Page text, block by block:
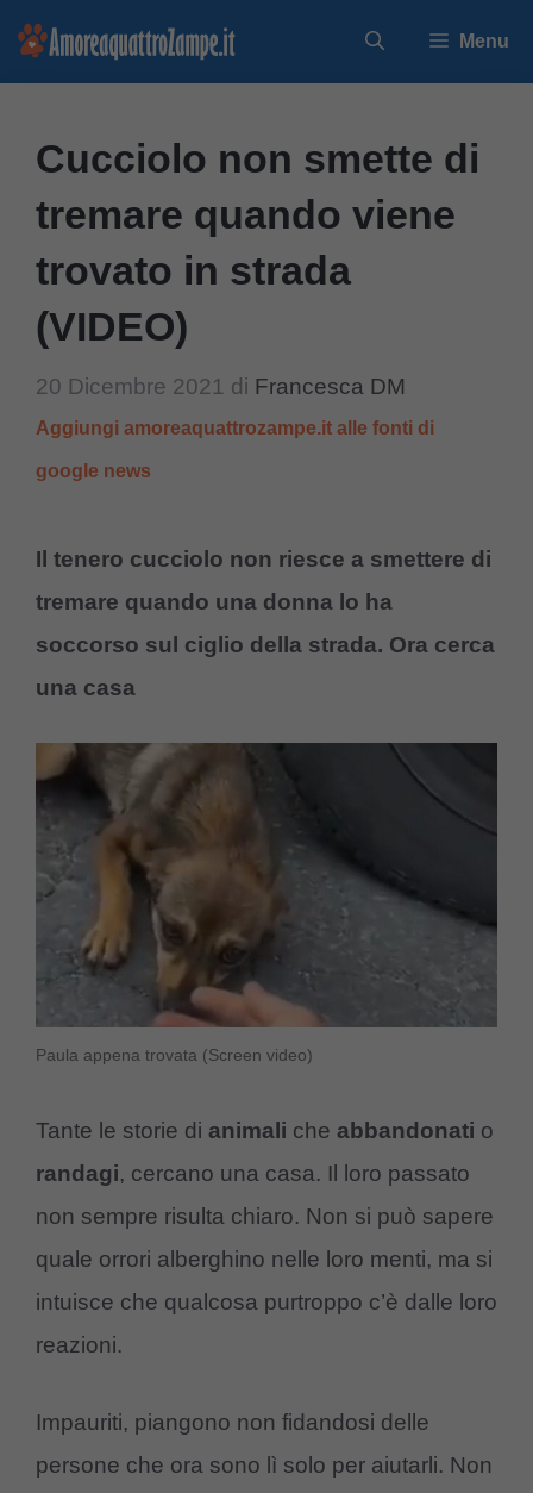
Vai
Menu
Cucciolo non smette di
tremare quando viene
trovato in strada
(VIDEO)
20 Dicembre 2021 di Francesca DM
Aggiungi amoreaquattrozampe.it alle fonti di
google news
Il tenero cucciolo non riesce a smettere di
tremare quando una donna lo ha
soccorso sul ciglio della strada. Ora cerca
una casa
Paula appena trovata (Screen video)
Tante le storie di animali che abbandonati o
randagi, cercano una casa. Il loro passato
non sempre risulta chiaro. Non si può sapere
quale orrori alberghino nelle loro menti, ma si
intuisce che qualcosa purtroppo c’è dalle loro
reazioni.
Impauriti, piangono non fidandosi delle
persone che ora sono lì solo per aiutarli. Non